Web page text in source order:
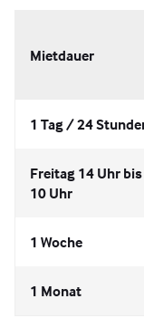
Mietdauer
1 Tag / 24
Freitag 14 Uhr
10 Uhr
1 Woche
1 Monat